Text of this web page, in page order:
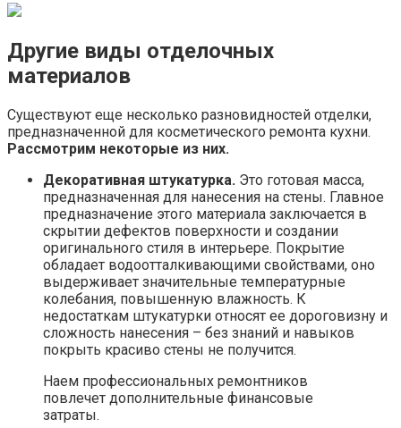
Другие виды отделочных
материалов
Существуют еще несколько разновидностей отделки,
предназначенной для косметического ремонта кухни.
Рассмотрим некоторые из них.
Декоративная штукатурка. Это готовая масса,
предназначенная для нанесения на стены. Главное
предназначение этого материала заключается в
скрытии дефектов поверхности и создании
оригинального стиля в интерьере. Покрытие
обладает водоотталкивающими свойствами, оно
выдерживает значительные температурные
колебания, повышенную влажность. К
недостаткам штукатурки относят ее дороговизну и
сложность нанесения – без знаний и навыков
покрыть красиво стены не получится.
Наем профессиональных ремонтников
повлечет дополнительные финансовые
затраты.